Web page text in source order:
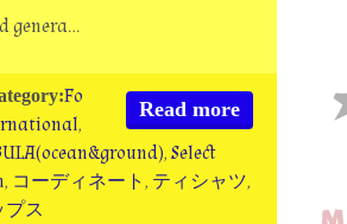
genera…
Read more
Fo
,
,Select
, コーディネート, ティシャツ,
プス